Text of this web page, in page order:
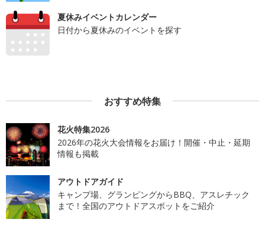
夏休みイベントカレンダー
日付から夏休みのイベントを探す
おすすめ特集
花火特集2026
2026年の花火大会情報をお届け！開催・中止・延期
情報も掲載
アウトドアガイド
キャンプ場、グランピングからBBQ、アスレチック
まで！全国のアウトドアスポットをご紹介